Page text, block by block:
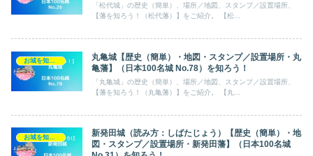
「松代城」の歴史（簡単）、場所／地図、スタンプ／設置場所、
【藩を知ろう！（松代藩）】をご紹介。 【松...
丸亀城【歴史（簡単）・地図・スタンプ／設置場所・丸
亀藩】（日本100名城 No.78）を知ろう！
「丸亀城」の歴史（簡単）、場所／地図、スタンプ／設置場所、
【藩を知ろう！（丸亀藩）】をご紹介。 【丸...
新発田城（読み方：しばたじょう）【歴史（簡単）・地
図・スタンプ／設置場所・新発田藩】（日本100名城